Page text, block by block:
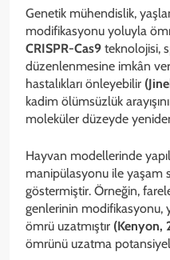
Genetik mühendislik,
modifikasyonu yoluyla
CRISPR-Cas9 teknolojisi,
düzenlenmesine imkân
hastalıkları önleyebilir
kadim ölümsüzlük
moleküler düzeyde
Hayvan modellerinde
manipülasyonu ile yaşam
göstermiştir. Örneğin,
genlerinin modifikasyonu,
ömrü uzatmıştır (Kenyon,
ömrünü uzatma